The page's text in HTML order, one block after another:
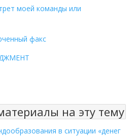
моей команды или
факс
на эту тему
в ситуации «денег